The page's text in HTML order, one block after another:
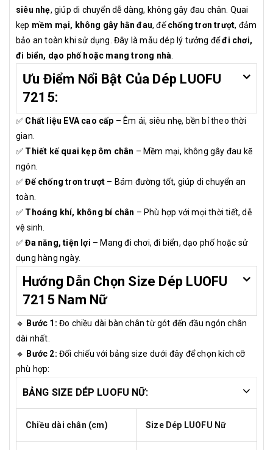
siêu nhẹ, giúp di chuyển dễ dàng, không gây đau chân. Quai
kẹp mềm mại, không gây hằn đau, đếchống trơn trượt, đảm
bảo an toàn khi sử dụng. Đây là mẫu dép lý tưởng đểđi chơi,
đi biển, dạo phố hoặc mang trong nhà.
Ưu Điểm Nổi Bật Của Dép LUOFU
7215:
✅ Chất liệu EVA cao cấp – Êm ái, siêu nhẹ, bền bỉ theo thời
gian.
✅ Thiết kế quai kẹp ôm chân – Mềm mại, không gây đau kẽ
ngón.
✅Đế chống trơn trượt – Bám đường tốt, giúp di chuyển an
toàn.
✅ Thoáng khí, không bí chân – Phù hợp với mọi thời tiết, dễ
vệ sinh.
✅Đa năng, tiện lợi – Mang đi chơi, đi biển, dạo phố hoặc sử
dụng hàng ngày.
Hướng Dẫn Chọn Size Dép LUOFU
7215 Nam Nữ
🔹 Bước 1: Đo chiều dài bàn chân từ gót đến đầu ngón chân
dài nhất.
🔹 Bước 2: Đối chiếu với bảng size dưới đây để chọn kích cỡ
phù hợp:
BẢNG SIZE DÉP LUOFU NỮ:
Chiều dài chân (cm) Size Dép LUOFU Nữ